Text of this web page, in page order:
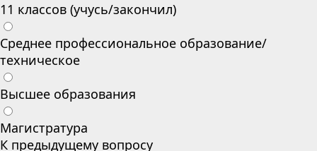
11 классов (учусь/закончил)
Среднее профессиональное образование/
техническое
Высшее образования
Магистратура
К предыдущему вопросу